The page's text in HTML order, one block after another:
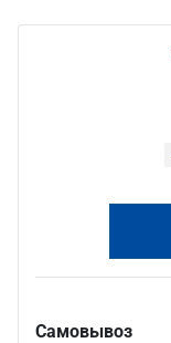
Самовывоз